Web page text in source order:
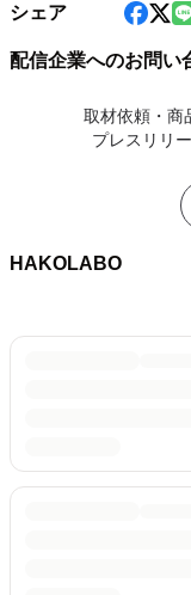
シェア
配信企業へのお問い
取材依頼・商
プレスリリ
HAKOLABO